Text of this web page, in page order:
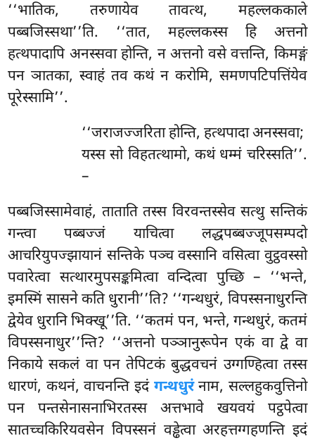
‘‘भातिक, तरुणायेव तावत्थ, महल्लककाले
पब्बजिस्सथा’’ति. ‘‘तात, महल्लकस्स हि अत्तनो
हत्थपादापि अनस्सवा होन्ति, न अत्तनो वसे वत्तन्ति, किमङ्गं
पन ञातका, स्वाहं तव कथं न करोमि, समणपटिपत्तिंयेव
पूरेस्सामि’’.
‘‘जराजज्जरिता होन्ति, हत्थपादा अनस्सवा;
यस्स सो विहतत्थामो, कथं धम्मं चरिस्सति’’.
–
पब्बजिस्सामेवाहं, ताताति तस्स विरवन्तस्सेव सत्थु सन्तिकं
गन्त्वा पब्बज्जं याचित्वा लद्धपब्बज्जूपसम्पदो
आचरियुपज्झायानं सन्तिके पञ्च वस्सानि वसित्वा वुट्ठवस्सो
पवारेत्वा सत्थारमुपसङ्कमित्वा वन्दित्वा पुच्छि – ‘‘भन्ते,
इमस्मिं सासने कति धुरानी’’ति? ‘‘गन्थधुरं, विपस्सनाधुरन्ति
द्वेयेव धुरानि भिक्खू’’ति. ‘‘कतमं पन, भन्ते, गन्थधुरं, कतमं
विपस्सनाधुर’’न्ति? ‘‘अत्तनो पञ्ञानुरूपेन एकं वा द्वे वा
निकाये सकलं वा पन तेपिटकं बुद्धवचनं उग्गण्हित्वा तस्स
धारणं, कथनं, वाचनन्ति इदं गन्थधुरंनाम, सल्लहुकवुत्तिनो
पन पन्तसेनासनाभिरतस्स अत्तभावे खयवयं पट्ठपेत्वा
सातच्चकिरियवसेन विपस्सनं वड्ढेत्वा अरहत्तग्गहणन्ति इदं